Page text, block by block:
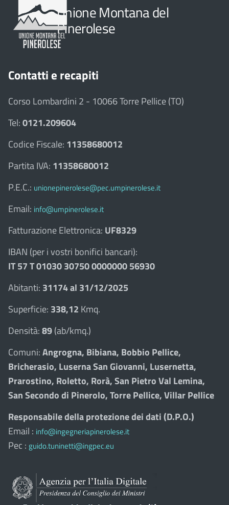
Unione Montana del
Pinerolese
Contatti e recapiti
Corso Lombardini 2 - 10066 Torre Pellice (TO)
Tel:0121.209604
Codice Fiscale: 11358680012
Partita IVA: 11358680012
P.E.C.: unionepinerolese@pec.umpinerolese.it
Email: info@umpinerolese.it
Fatturazione Elettronica: UF8329
IBAN (per i vostri bonifici bancari):
IT 57 T 01030 30750 0000000 56930
Abitanti: 31174 al 31/12/2025
Superficie: 338,12 Kmq.
Densità:89(ab/kmq.)
Comuni:Angrogna, Bibiana, Bobbio Pellice,
Bricherasio, Luserna San Giovanni, Lusernetta,
Prarostino, Roletto, Rorà, San Pietro Val Lemina,
San Secondo di Pinerolo, Torre Pellice, Villar Pellice
Responsabile della protezione dei dati (D.P.O.)
Email : info@ingegneriapinerolese.it
Pec : guido.tuninetti@ingpec.eu